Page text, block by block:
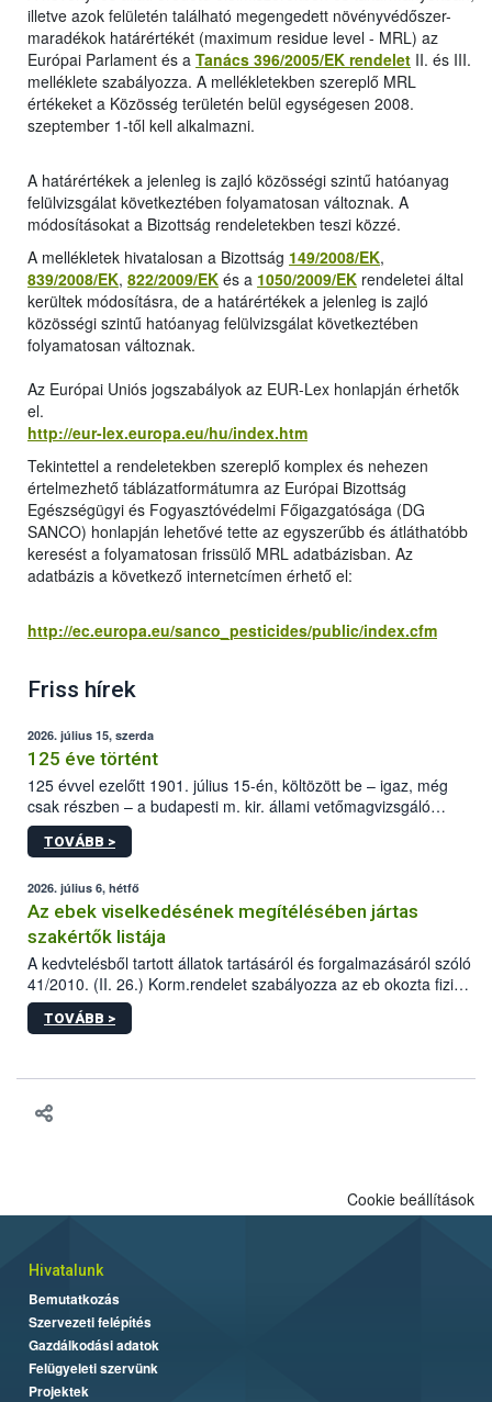
illetve azok felületén található megengedett növényvédőszer-
maradékok határértékét (maximum residue level - MRL) az
Európai Parlament és a Tanács 396/2005/EK rendelet II. és III.
melléklete szabályozza. A mellékletekben szereplő MRL
értékeket a Közösség területén belül egységesen 2008.
szeptember 1-től kell alkalmazni.
A határértékek a jelenleg is zajló közösségi szintű hatóanyag
felülvizsgálat következtében folyamatosan változnak. A
módosításokat a Bizottság rendeletekben teszi közzé.
A mellékletek hivatalosan a Bizottság 149/2008/EK,
839/2008/EK, 822/2009/EK és a 1050/2009/EK rendeletei által
kerültek módosításra, de a határértékek a jelenleg is zajló
közösségi szintű hatóanyag felülvizsgálat következtében
folyamatosan változnak.
Az Európai Uniós jogszabályok az EUR-Lex honlapján érhetők
el.
http://eur-lex.europa.eu/hu/index.htm
Tekintettel a rendeletekben szereplő komplex és nehezen
értelmezhető táblázatformátumra az Európai Bizottság
Egészségügyi és Fogyasztóvédelmi Főigazgatósága (DG
SANCO) honlapján lehetővé tette az egyszerűbb és átláthatóbb
keresést a folyamatosan frissülő MRL adatbázisban. Az
adatbázis a következő internetcímen érhető el:
http://ec.europa.eu/sanco_pesticides/public/index.cfm
Friss hírek
2026. július 15, szerda
125 éve történt
125 évvel ezelőtt 1901. július 15-én, költözött be – igaz, még
csak részben – a budapesti m. kir. állami vetőmagvizsgáló
állomás a Kis Rókus utca 15. szám alatti, Czigler Győző által
tervezett új épületébe.
TOVÁBB >
2026. július 6, hétfő
Az ebek viselkedésének megítélésében jártas
szakértők listája
A kedvtelésből tartott állatok tartásáról és forgalmazásáról szóló
41/2010. (II. 26.) Korm.rendelet szabályozza az eb okozta fizikai
sérülés, illetve ennek veszélye keletkezésekor felmerülő
hatósági feladatokat, valamint a veszélyes eb tartását és annak
TOVÁBB >
Cookie beállítások
Hivatalunk
Bemutatkozás
Szervezeti felépítés
Gazdálkodási adatok
Felügyeleti szervünk
Projektek